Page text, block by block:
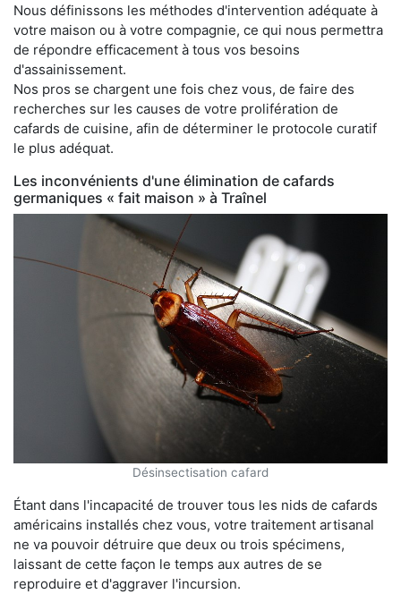
Nous définissons les méthodes d'intervention adéquate à
votre maison ou à votre compagnie, ce qui nous permettra
de répondre efficacement à tous vos besoins
d'assainissement.
Nos pros se chargent une fois chez vous, de faire des
recherches sur les causes de votre prolifération de
cafards de cuisine, afin de déterminer le protocole curatif
le plus adéquat.
Les inconvénients d'une élimination de cafards
germaniques « fait maison » à Traînel
Désinsectisation cafard
Étant dans l'incapacité de trouver tous les nids de cafards
américains installés chez vous, votre traitement artisanal
ne va pouvoir détruire que deux ou trois spécimens,
laissant de cette façon le temps aux autres de se
reproduire et d'aggraver l'incursion.